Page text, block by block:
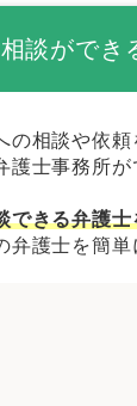
の弁護士の選
弁護士を選ぶ
る弁護士を
きる弁護士は
談ができ
の相談や依
護士事務所
できる弁護
護士を簡単